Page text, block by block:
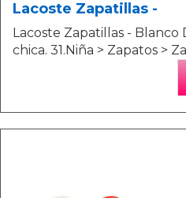
Lacoste Zapatillas -
Lacoste Zapatillas - Blanco
chica. 31.Niña > Zapatos >